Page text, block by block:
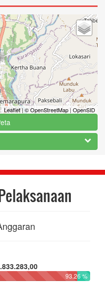
Leaflet|© OpenStreetMap|OpenSID
93.26 %